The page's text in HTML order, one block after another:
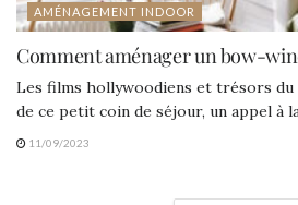
AMÉNAGEMENT INDOOR
Comment aménager un bow-
Les films hollywoodiens et trésors du
de ce petit coin de séjour, un appel à
11/09/2023